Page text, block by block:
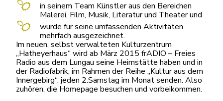
in seinem Team Künstler aus den Bereichen
Malerei, Film, Musik, Literatur und Theater und
wurde für seine umfassenden Aktivitäten
mehrfach ausgezeichnet.
Im neuen, selbst verwalteten Kulturzentrum
„Hatheyerhaus“ wird ab März 2015 frADIO – Freies
Radio aus dem Lungau seine Heimstätte haben und in
der Radiofabrik, im Rahmen der Reihe „Kultur aus dem
Innergebirg“, jeden 2.Samstag im Monat senden. Also
zuhören, die Homepage besuchen und vorbeikommen.